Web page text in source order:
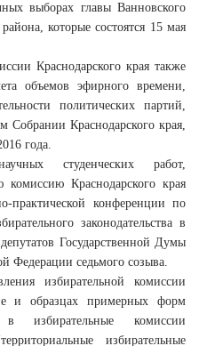
выборах главы Ванновского
которые состоятся 15 мая
Краснодарского края также
объемов эфирного времени,
политических партий,
Собрании Краснодарского края,
года.
студенческих работ,
комиссию Краснодарского края
практической конференции по
законодательства в
Государственной Думы
Федерации седьмого созыва.
избирательной комиссии
и образцах примерных форм
в избирательные комиссии
избирательные